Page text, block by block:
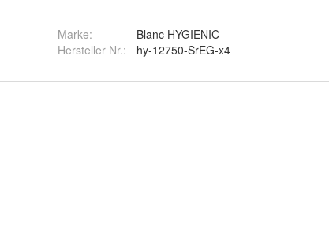
Marke:
Blanc HYGIENIC
Hersteller Nr.:
hy-12750-SrEG-x4